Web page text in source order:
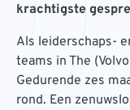
krachtigste
Als leiderschaps-
teams in The
Gedurende zes
rond. Een